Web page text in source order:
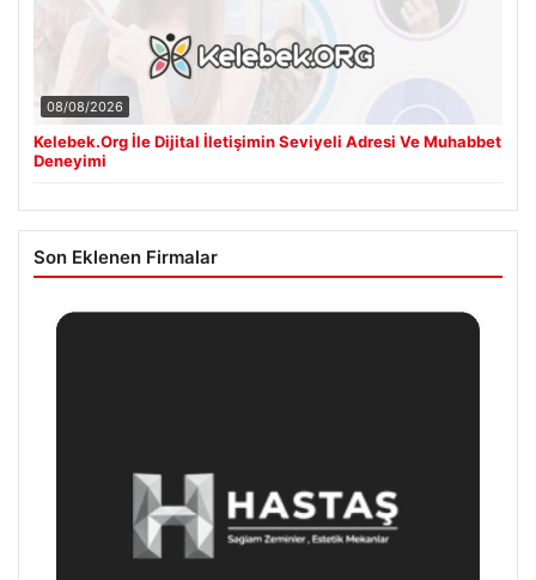
08/08/2026
Kelebek.Org İle Dijital İletişimin Seviyeli Adresi Ve Muhabbet
Deneyimi
Son Eklenen Firmalar